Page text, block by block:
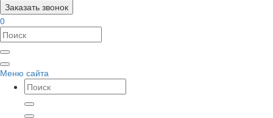
Заказать звонок
0
Меню сайта